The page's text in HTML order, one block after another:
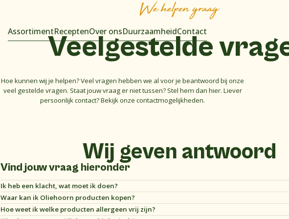
AssortimentReceptenOver onsDuurzaamheidContact
We helpen graag
Veelgestelde
Hoe kunnen wij je helpen? Veel vragen hebben we al voor je beantwoord bij onze
veel gestelde vragen. Staat jouw vraag er niet tussen? Stel hem dan hier. Liever
persoonlijk contact? Bekijk onze contactmogelijkheden.
Wij geven antwoord
Vind jouw vraag hieronder
Ik heb een klacht, wat moet ik doen?
Waar kan ik Oliehoorn producten kopen?
De ambachtelijke Oliehoorn sauzen zijn in diverse supermarkten te verkrijgen. Wil je weten
Hoe weet ik welke producten allergeen vrij zijn?